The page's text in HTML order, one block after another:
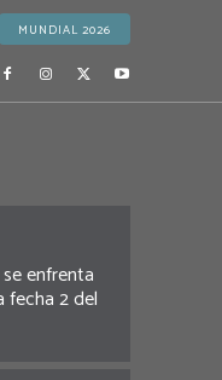
MUNDIAL 2026
enfrenta
fecha 2 del